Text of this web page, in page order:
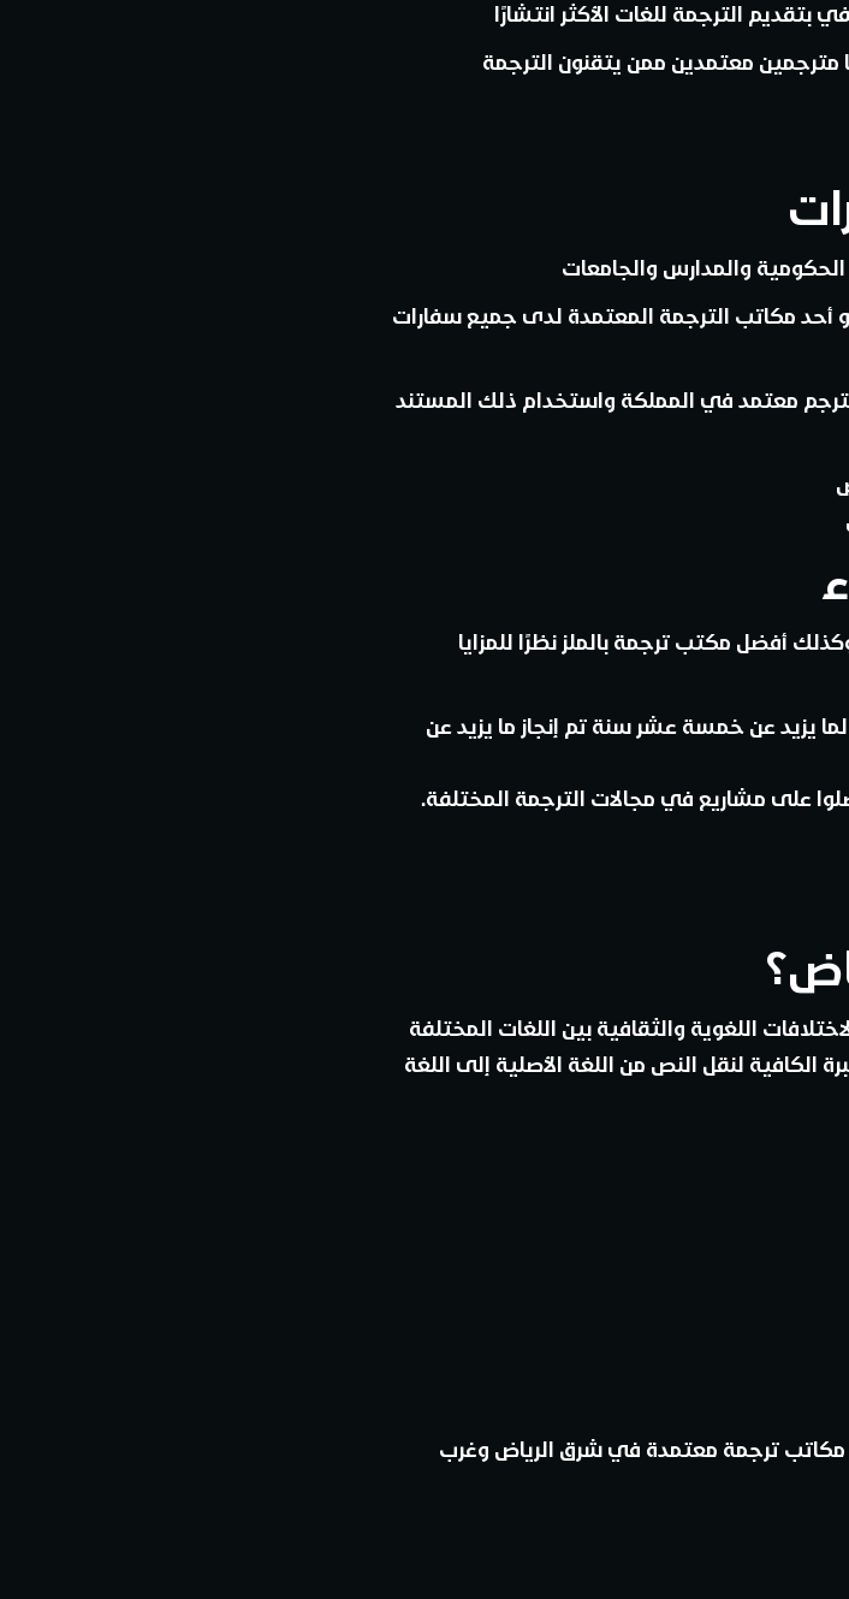
الترجمة للغات الأكثر انتشارًا
مترجمين معتمدين ممن يتقنون الترجمة
والمدارس والجامعات
أحد مكاتب الترجمة المعتمدة لدى جميع سفارات
معتمد في المملكة واستخدام ذلك المستند
أفضل مكتب ترجمة بالملز نظرًا للمزايا
لما يزيد عن خمسة عشر سنة تم إنجاز ما يزيد عن
على مشاريع في مجالات الترجمة المختلفة.
اللغوية والثقافية بين اللغات المختلفة
لنقل النص من اللغة الأصلية إلى اللغة
مكاتب ترجمة معتمدة في شرق الرياض وغرب